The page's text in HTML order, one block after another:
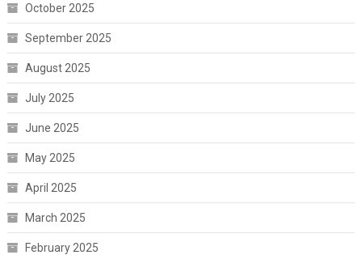
October 2025
September 2025
August 2025
July 2025
June 2025
May 2025
April 2025
March 2025
February 2025